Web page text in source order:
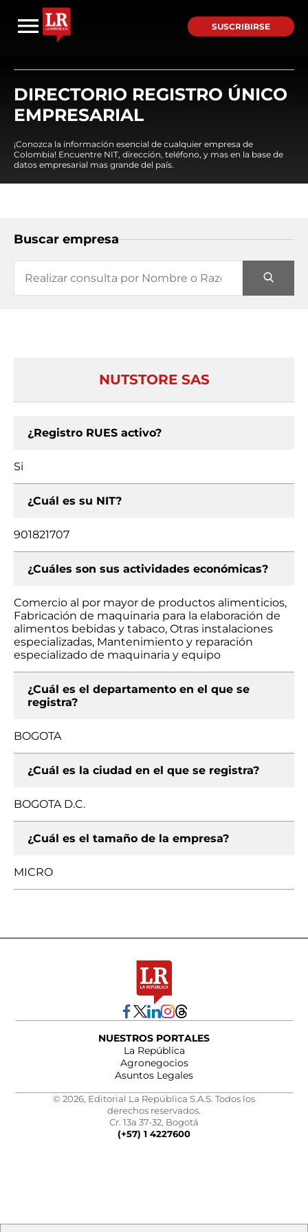
SUSCRIBIRSE
DIRECTORIO REGISTRO ÚNICO
EMPRESARIAL
¡Conozca la información esencial de cualquier empresa de
Colombia! Encuentre NIT, dirección, teléfono, y mas en la base de
datos empresarial mas grande del país.
Buscar empresa
NUTSTORE SAS
¿Registro RUES activo?
Si
¿Cuál es su NIT?
901821707
¿Cuáles son sus actividades económicas?
Comercio al por mayor de productos alimenticios,
Fabricación de maquinaria para la elaboración de
alimentos bebidas y tabaco, Otras instalaciones
especializadas, Mantenimiento y reparación
especializado de maquinaria y equipo
¿Cuál es el departamento en el que se
registra?
BOGOTA
¿Cuál es la ciudad en el que se registra?
BOGOTA D.C.
¿Cuál es el tamaño de la empresa?
MICRO
NUESTROS PORTALES
La República
Agronegocios
Asuntos Legales
© 2026, Editorial La República S.A.S. Todos los
derechos reservados.
Cr. 13a 37-32, Bogotá
(+57) 1 4227600